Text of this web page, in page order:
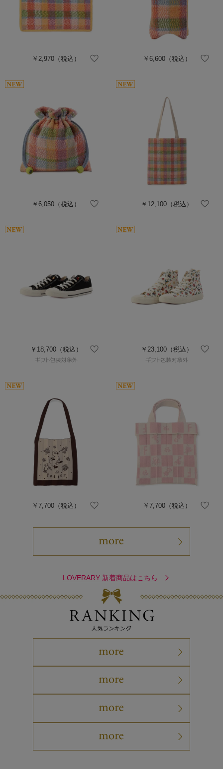
￥2,970 （税込） ￥6,600（税込）
￥6,050 （税込） ￥12,100 （税込）
￥18,700（税込） ￥23,100 （税込）
￥7,700 （税込） ￥7,700（税込）
LOVERARY 新着商品はこちら